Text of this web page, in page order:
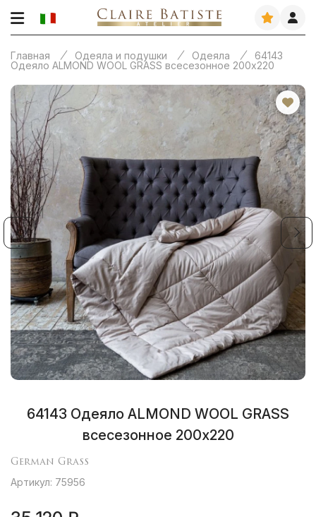
Главная Одеяла и подушки Одеяла
64143
Одеяло ALMOND WOOL GRASS всесезонное 200х220
64143 Одеяло ALMOND WOOL GRASS
всесезонное 200х220
German Grass
Артикул: 75956